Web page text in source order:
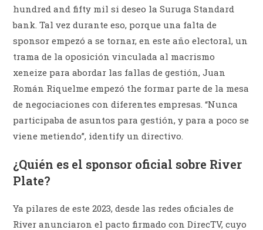
hundred and fifty mil si deseo la Suruga Standard
bank. Tal vez durante eso, porque una falta de
sponsor empezó a se tornar, en este año electoral, un
trama de la oposición vinculada al macrismo
xeneize para abordar las fallas de gestión, Juan
Román Riquelme empezó the formar parte de la mesa
de negociaciones con diferentes empresas. “Nunca
participaba de asuntos para gestión, y para a poco se
viene metiendo”, identify un directivo.
¿Quién es el sponsor oficial sobre River
Plate?
Ya pilares de este 2023, desde las redes oficiales de
River anunciaron el pacto firmado con DirecTV, cuyo